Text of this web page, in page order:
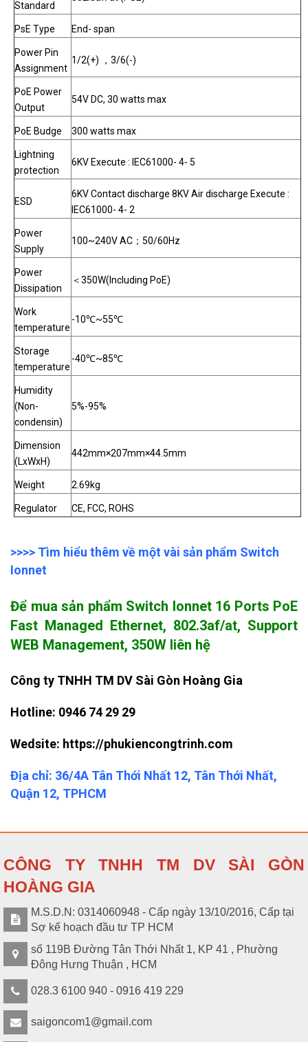
Standard
PsE Type End- span
Power Pin
Assignment
1/2(+) ，3/6(-)
PoE Power
Output
54V DC, 30 watts max
PoE Budge 300 watts max
Lightning
protection
6KV Execute : IEC61000- 4- 5
ESD
6KV Contact discharge 8KV Air discharge Execute :
IEC61000- 4- 2
Power
Supply
100~240V AC；50/60Hz
Power
Dissipation
＜350W(Including PoE)
Work
temperature
-10℃~55℃
Storage
temperature
-40℃~85℃
Humidity
(Non-
condensin)
5%-95%
Dimension
(LxWxH)
442mm×207mm×44.5mm
Weight 2.69kg
Regulator CE, FCC, ROHS
>>>> Tìm hiểu thêm về một vài sản phẩm Switch
Ionnet
Để mua sản phẩm Switch Ionnet 16 Ports PoE
Fast Managed Ethernet, 802.3af/at, Support
WEB Management, 350W liên hệ
Công ty TNHH TM DV Sài Gòn Hoàng Gia
Hotline: 0946 74 29 29
Wedsite: https://phukiencongtrinh.com
Địa chỉ: 36/4A Tân Thới Nhất 12, Tân Thới Nhất,
Quận 12, TPHCM
CÔNG TY TNHH TM DV SÀI GÒN
HOÀNG GIA
M.S.D.N: 0314060948 - Cấp ngày 13/10/2016, Cấp tại
Sợ kế hoạch đầu tư TP HCM
số 119B Đường Tân Thới Nhất 1, KP 41 , Phường
Đông Hưng Thuận , HCM
028.3 6100 940 - 0916 419 229
saigoncom1@gmail.com